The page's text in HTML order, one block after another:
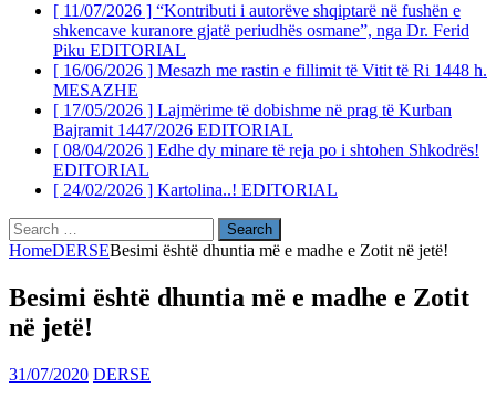
[ 11/07/2026 ] “Kontributi i autorëve shqiptarë në fushën e
shkencave kuranore gjatë periudhës osmane”, nga Dr. Ferid
Piku EDITORIAL
[ 16/06/2026 ] Mesazh me rastin e fillimit të Vitit të Ri 1448 h.
MESAZHE
[ 17/05/2026 ] Lajmërime të dobishme në prag të Kurban
Bajramit 1447/2026 EDITORIAL
[ 08/04/2026 ] Edhe dy minare të reja po i shtohen Shkodrës!
EDITORIAL
[ 24/02/2026 ] Kartolina..! EDITORIAL
Search
for:
HomeDERSEBesimi është dhuntia më e madhe e Zotit në jetë!
Besimi është dhuntia më e madhe e Zotit
në jetë!
31/07/2020 DERSE